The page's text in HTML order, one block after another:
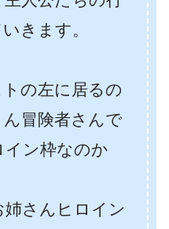
きます。
の左に居るの
冒険者さんで
ン枠なのか
さんヒロイン